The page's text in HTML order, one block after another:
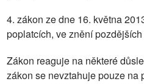
4. zákon ze dne 16. května
poplatcích, ve znění
Zákon reaguje na některé
zákon se nevztahuje pouze na